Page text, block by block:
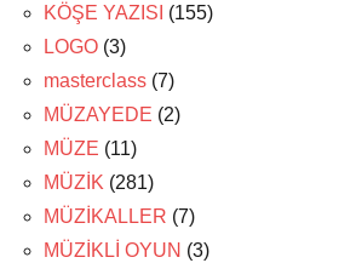
KÖŞE YAZISI (155)
LOGO (3)
masterclass (7)
MÜZAYEDE (2)
MÜZE (11)
MÜZİK (281)
MÜZİKALLER (7)
MÜZİKLİ OYUN (3)